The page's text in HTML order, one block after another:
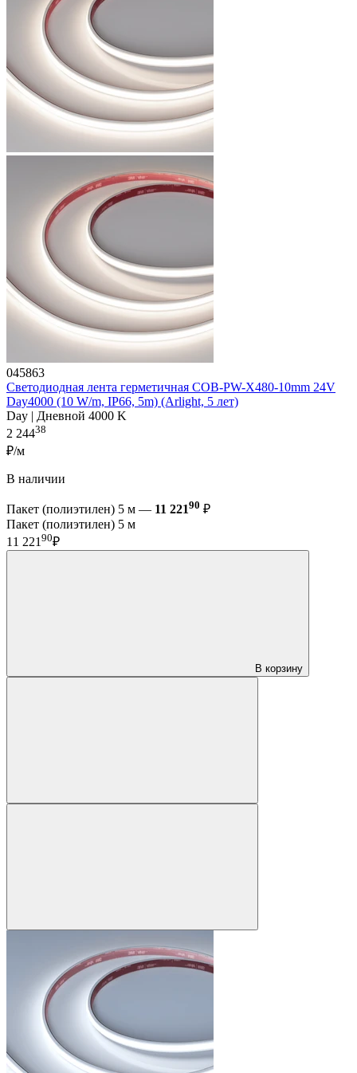
045863
Светодиодная лента герметичная COB-PW-X480-10mm 24V
Day4000 (10 W/m, IP66, 5m) (Arlight, 5 лет)
Day | Дневной 4000 K
2 24438
₽/м
В наличии
Пакет (полиэтилен) 5 м — 11 22190 ₽
Пакет (полиэтилен) 5 м
11 221 90₽
В корзину